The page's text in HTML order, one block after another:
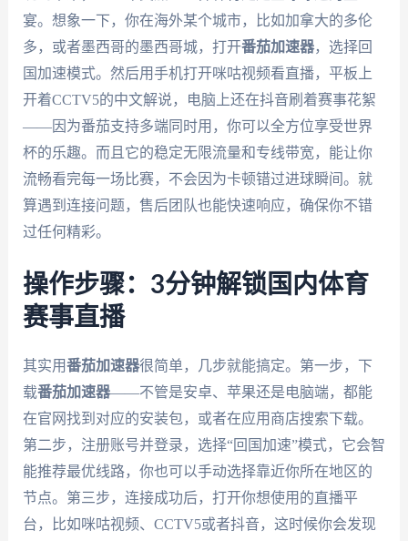
宴。想象一下，你在海外某个城市，比如加拿大的多伦
多，或者墨西哥的墨西哥城，打开番茄加速器，选择回
国加速模式。然后用手机打开咪咕视频看直播，平板上
开着CCTV5的中文解说，电脑上还在抖音刷着赛事花絮
——因为番茄支持多端同时用，你可以全方位享受世界
杯的乐趣。而且它的稳定无限流量和专线带宽，能让你
流畅看完每一场比赛，不会因为卡顿错过进球瞬间。就
算遇到连接问题，售后团队也能快速响应，确保你不错
过任何精彩。
操作步骤：3分钟解锁国内体育
赛事直播
其实用番茄加速器很简单，几步就能搞定。第一步，下
载番茄加速器——不管是安卓、苹果还是电脑端，都能
在官网找到对应的安装包，或者在应用商店搜索下载。
第二步，注册账号并登录，选择“回国加速”模式，它会智
能推荐最优线路，你也可以手动选择靠近你所在地区的
节点。第三步，连接成功后，打开你想使用的直播平
台，比如咪咕视频、CCTV5或者抖音，这时候你会发现